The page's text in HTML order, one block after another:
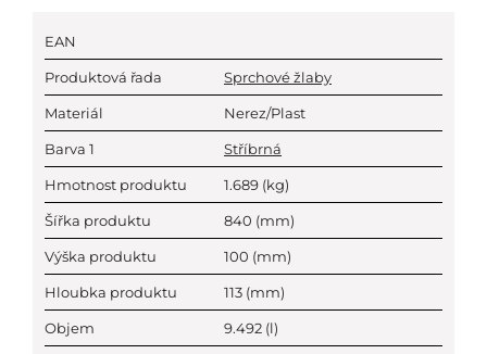
EAN
Produktová řada Sprchové žlaby
Materiál Nerez/Plast
Barva 1 Stříbrná
Hmotnost produktu 1.689 (kg)
Šířka produktu 840 (mm)
Výška produktu 100 (mm)
Hloubka produktu 113 (mm)
Objem 9.492 (l)